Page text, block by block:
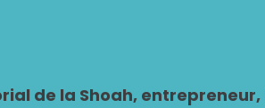
de la Shoah, entrepreneur,